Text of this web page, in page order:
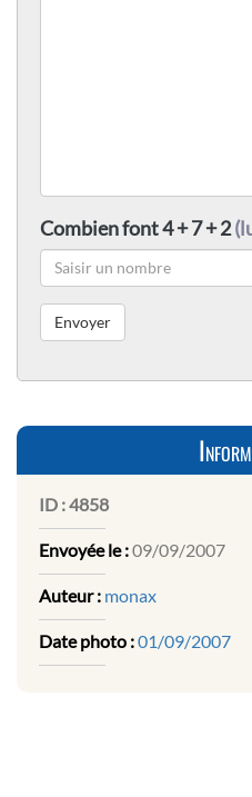
Combien font 4 + 7 + 2
ID :4858
Envoyée le :09/09/2007
Auteur : monax
Date photo :01/09/2007